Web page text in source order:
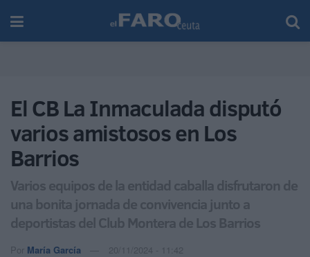
El CB La Inmaculada disputó
varios amistosos en Los
Barrios
Varios equipos de la entidad caballa disfrutaron de
una bonita jornada de convivencia junto a
deportistas del Club Montera de Los Barrios
Por María García 20/11/2024 - 11:42